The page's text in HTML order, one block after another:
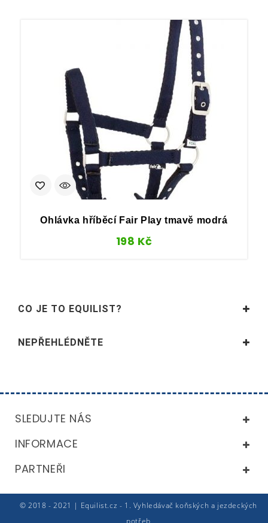
Ohlávka hříběcí Fair Play tmavě modrá
198 Kč
CO JE TO EQUILIST?
NEPŘEHLÉDNĚTE
SLEDUJTE NÁS
INFORMACE
PARTNEŘI
© 2018 - 2021 | Equilist.cz - 1. Vyhledávač koňských a jezdeckých
potřeb